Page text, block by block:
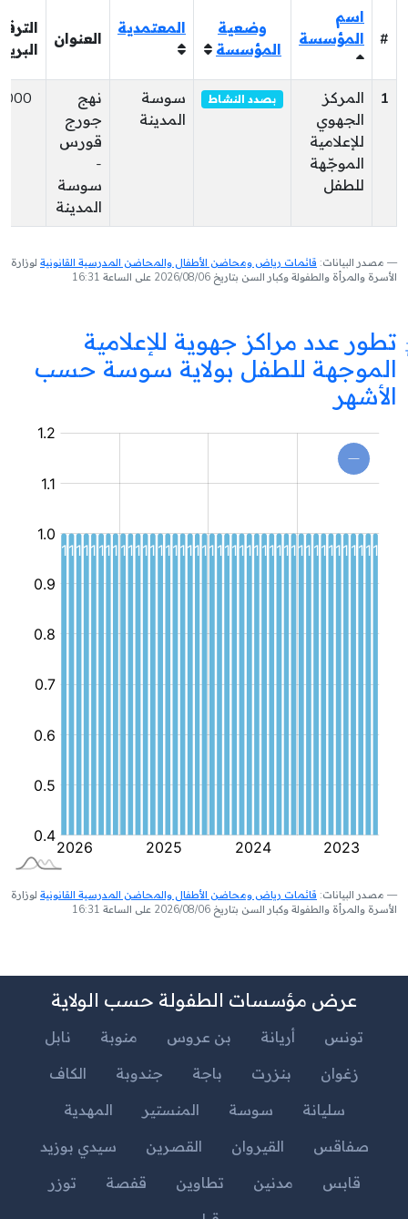
#
اسم
المؤسسة
وضعية
المؤسسة
المعتمدية
العنوان
1
المركز
الجهوي
للإعلامية
الموجّهة
للطفل
بصدد النشاط
سوسة
المدينة
نهج
جورج
قورس
-
سوسة
المدينة
مصدر البيانات: قائمات رياض ومحاضن الأطفال والمحاضن المدرسية القانونية لوزارة
الأسرة والمرأة والطفولة وكبار السن بتاريخ 2026/08/06 على الساعة 16:31
تطور عدد مراكز جهوية للإعلامية
الموجهة للطفل بولاية سوسة حسب
الأشهر
مركز
الموجهة
مصدر البيانات: قائمات رياض ومحاضن الأطفال والمحاضن المدرسية القانونية لوزارة
الأسرة والمرأة والطفولة وكبار السن بتاريخ 2026/08/06 على الساعة 16:31
عرض مؤسسات الطفولة حسب الولاية
تونس أريانة بن عروس منوبة
نابل
زغوان
بنزرت باجة جندوبة
الكاف
سليانة
سوسة المنستير
المهدية
صفاقس
القيروان القصرين
سيدي بوزيد
قابس
مدنين تطاوين قفصة
توزر